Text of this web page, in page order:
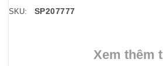
SKU: SP207777
Xem thêm